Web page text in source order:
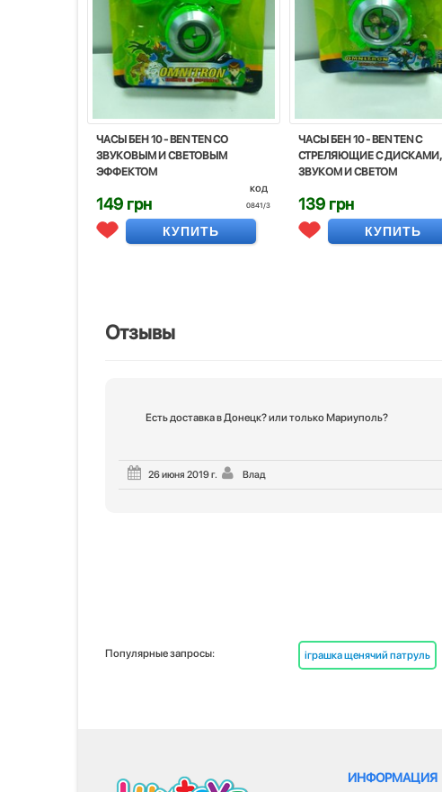
ЧАСЫ БЕН 10 - BEN TEN СО
ЗВУКОВЫМ И СВЕТОВЫМ
ЭФФЕКТОМ
149 грн
код
0841/3
КУПИТЬ
ЧАСЫ БЕН 10 - BEN TEN С
СТРЕЛЯЮЩИЕ С ДИСКАМИ,
ЗВУКОМ И СВЕТОМ
139 грн
КУПИТЬ
Отзывы
Есть доставка в Донецк? или только Мариуполь?
26 июня 2019 г. Влад
Популярные запросы: іграшка щенячий патруль
ИНФОРМАЦИЯ